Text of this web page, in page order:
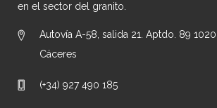
en el sector del granito.
Autovía A-58, salida 21. Aptdo. 89
Cáceres
(+34) 927 490 185